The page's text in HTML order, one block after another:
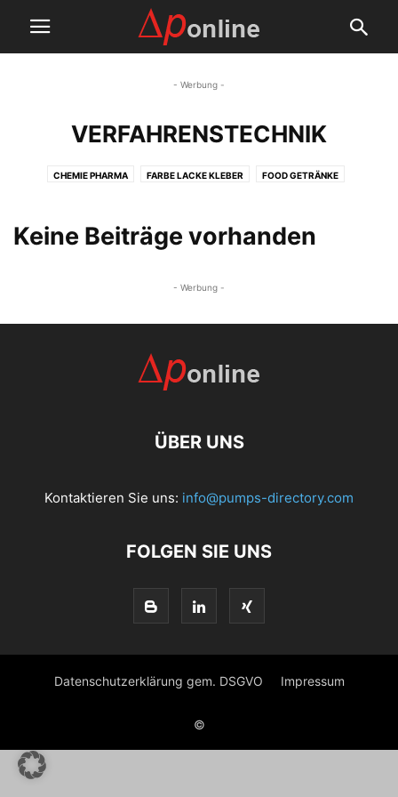
- Werbung -
VERFAHRENSTECHNIK
CHEMIE PHARMA FARBE LACKE KLEBER FOOD GETRÄNKE
Keine Beiträge vorhanden
- Werbung -
ÜBER UNS
Kontaktieren Sie uns: info@pumps-directory.com
FOLGEN SIE UNS
Datenschutzerklärung gem. DSGVO Impressum
©